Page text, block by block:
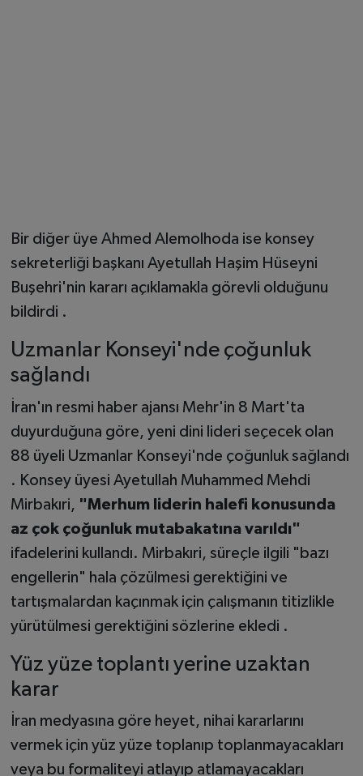
Bir diğer üye Ahmed Alemolhoda ise konsey
sekreterliği başkanı Ayetullah Haşim Hüseyni
Buşehri'nin kararı açıklamakla görevli olduğunu
bildirdi .
Uzmanlar Konseyi'nde çoğunluk
sağlandı
İran'ın resmi haber ajansı Mehr'in 8 Mart'ta
duyurduğuna göre, yeni dini lideri seçecek olan
88 üyeli Uzmanlar Konseyi'nde çoğunluk sağlandı
. Konsey üyesi Ayetullah Muhammed Mehdi
Mirbakıri, "Merhum liderin halefi konusunda
az çok çoğunluk mutabakatına varıldı"
ifadelerini kullandı. Mirbakıri, süreçle ilgili "bazı
engellerin" hala çözülmesi gerektiğini ve
tartışmalardan kaçınmak için çalışmanın titizlikle
yürütülmesi gerektiğini sözlerine ekledi .
Yüz yüze toplantı yerine uzaktan
karar
İran medyasına göre heyet, nihai kararlarını
vermek için yüz yüze toplanıp toplanmayacakları
veya bu formaliteyi atlayıp atlamayacakları